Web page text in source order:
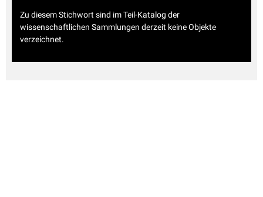
Zu diesem Stichwort sind im Teil-Katalog der
wissenschaftlichen Sammlungen derzeit keine Objekte
verzeichnet.